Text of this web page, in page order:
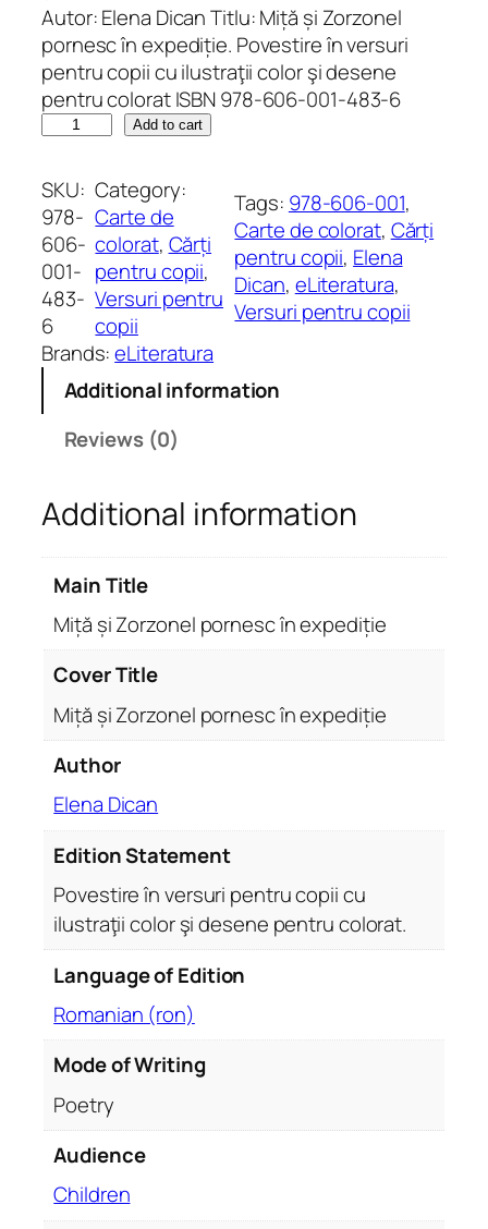
Autor: Elena Dican Titlu: Miță și Zorzonel
pornesc în expediție. Povestire în versuri
pentru copii cu ilustraţii color şi desene
pentru colorat ISBN 978-606-001-483-6
ț
ă
ș
i
Z
o
r
z
p
o
r
s
e
i
i
Add to cart
SKU:
978-
606-
001-
483-
6
Category:
Carte de
colorat, Cărți
pentru copii
Versuri pentru
copii
Tags: 978-606-001
Carte de colorat, Cărți
pentru copii, Elena
Dican, eLiteratura
Versuri pentru copii
Brands:eLiteratura
Additional information
Reviews (0)
Additional information
Main Title
Miță și Zorzonel pornesc în expediție
Cover Title
Miță și Zorzonel pornesc în expediție
Author
Elena Dican
Edition Statement
Povestire în versuri pentru copii cu
ilustraţii color şi desene pentru colorat.
Language of Edition
Romanian (ron)
Mode of Writing
Poetry
Audience
Children